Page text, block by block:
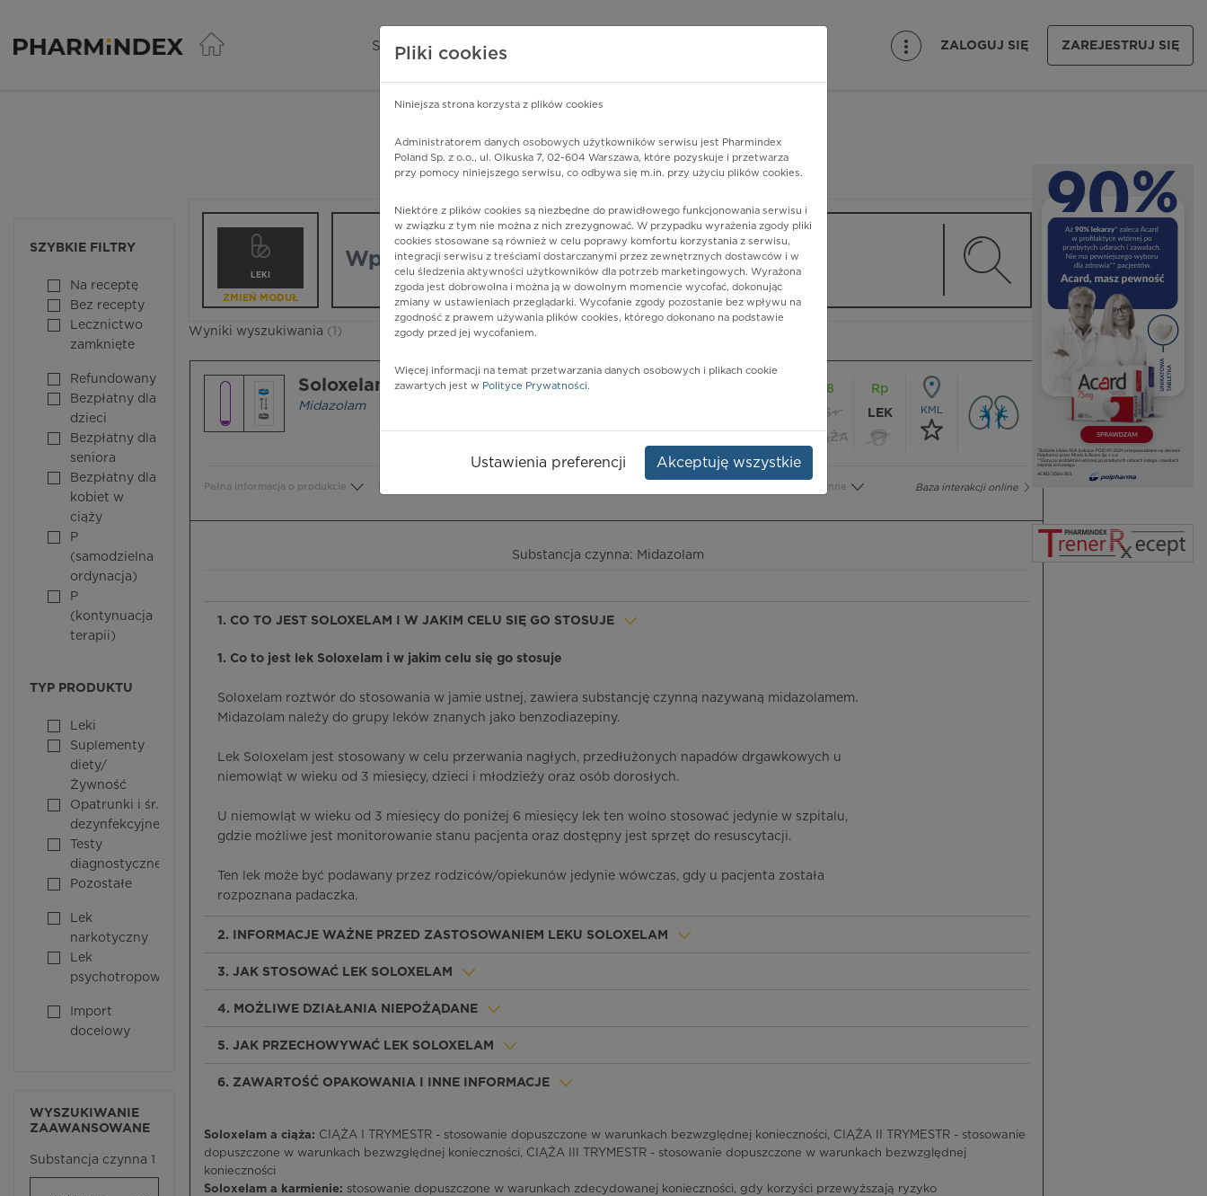
Pharmindex - lider wiedzy o lekach
SERWISY PHARMINDEX ZALOGUJ SIĘ ZAREJESTRUJ SIĘ
SZYBKIE FILTRY
Na receptę
Bez recepty
Lecznictwo
zamknięte
Refundowany
Bezpłatny dla
dzieci
Bezpłatny dla
seniora
Bezpłatny dla
kobiet w
ciąży
P
(samodzielna
ordynacja)
P
(kontynuacja
terapii)
TYP PRODUKTU
Leki
Suplementy
diety/
Żywność
Opatrunki i śr.
dezynfekcyjne
Testy
diagnostyczne
Pozostałe
Lek
narkotyczny
Lek
psychotropowy
Import
docelowy
WYSZUKIWANIE
ZAAWANSOWANE
Substancja czynna 1
Pharmindex
lider wiedzy o lekach
LEKI
ZMIEŃ MODUŁ
Wpisz nazwę lub substancję czynną
Wyniki wyszukiwania (1)
Soloxelam
Midazolam
Postać:roztw. do stos. w j. ustnej
18
65+
CIĄŻA
Rp
LEK
KML
Baza interakcji online
Pełna informacja o produkcie Inne
Substancja czynna: Midazolam
1. CO TO JEST SOLOXELAM I W JAKIM CELU SIĘ GO STOSUJE
1. Co to jest lek Soloxelam i w jakim celu się go stosuje
Soloxelam roztwór do stosowania w jamie ustnej, zawiera substancję czynną nazywaną midazolamem.
Midazolam należy do grupy leków znanych jako benzodiazepiny.
Lek Soloxelam jest stosowany w celu przerwania nagłych, przedłużonych napadów drgawkowych u
niemowląt w wieku od 3 miesięcy, dzieci i młodzieży oraz osób dorosłych.
U niemowląt w wieku od 3 miesięcy do poniżej 6 miesięcy lek ten wolno stosować jedynie w szpitalu,
gdzie możliwe jest monitorowanie stanu pacjenta oraz dostępny jest sprzęt do resuscytacji.
Ten lek może być podawany przez rodziców/opiekunów jedynie wówczas, gdy u pacjenta została
rozpoznana padaczka.
2. INFORMACJE WAŻNE PRZED ZASTOSOWANIEM LEKU SOLOXELAM
3. JAK STOSOWAĆ LEK SOLOXELAM
4. MOŻLIWE DZIAŁANIA NIEPOŻĄDANE
5. JAK PRZECHOWYWAĆ LEK SOLOXELAM
6. ZAWARTOŚĆ OPAKOWANIA I INNE INFORMACJE
Soloxelam a ciąża: CIĄŻA I TRYMESTR - stosowanie dopuszczone w warunkach bezwzględnej konieczności, CIĄŻA II TRYMESTR - stosowanie
dopuszczone w warunkach bezwzględnej konieczności, CIĄŻA III TRYMESTR - stosowanie dopuszczone w warunkach bezwzględnej
konieczności
Soloxelam a karmienie: stosowanie dopuszczone w warunkach zdecydowanej konieczności, gdy korzyści przewyższają ryzyko
Pliki cookies
Niniejsza strona korzysta z plików cookies
Administratorem danych osobowych użytkowników serwisu jest Pharmindex
Poland Sp. z o.o., ul. Olkuska 7, 02-604 Warszawa, które pozyskuje i przetwarza
przy pomocy niniejszego serwisu, co odbywa się m.in. przy użyciu plików cookies.
Niektóre z plików cookies są niezbędne do prawidłowego funkcjonowania serwisu i
w związku z tym nie można z nich zrezygnować. W przypadku wyrażenia zgody pliki
cookies stosowane są również w celu poprawy komfortu korzystania z serwisu,
integracji serwisu z treściami dostarczanymi przez zewnętrznych dostawców i w
celu śledzenia aktywności użytkowników dla potrzeb marketingowych. Wyrażona
zgoda jest dobrowolna i można ją w dowolnym momencie wycofać, dokonując
zmiany w ustawieniach przeglądarki. Wycofanie zgody pozostanie bez wpływu na
zgodność z prawem używania plików cookies, którego dokonano na podstawie
zgody przed jej wycofaniem.
Więcej informacji na temat przetwarzania danych osobowych i plikach cookie
zawartych jest w Polityce Prywatności.
Ustawienia preferencji Akceptuję wszystkie